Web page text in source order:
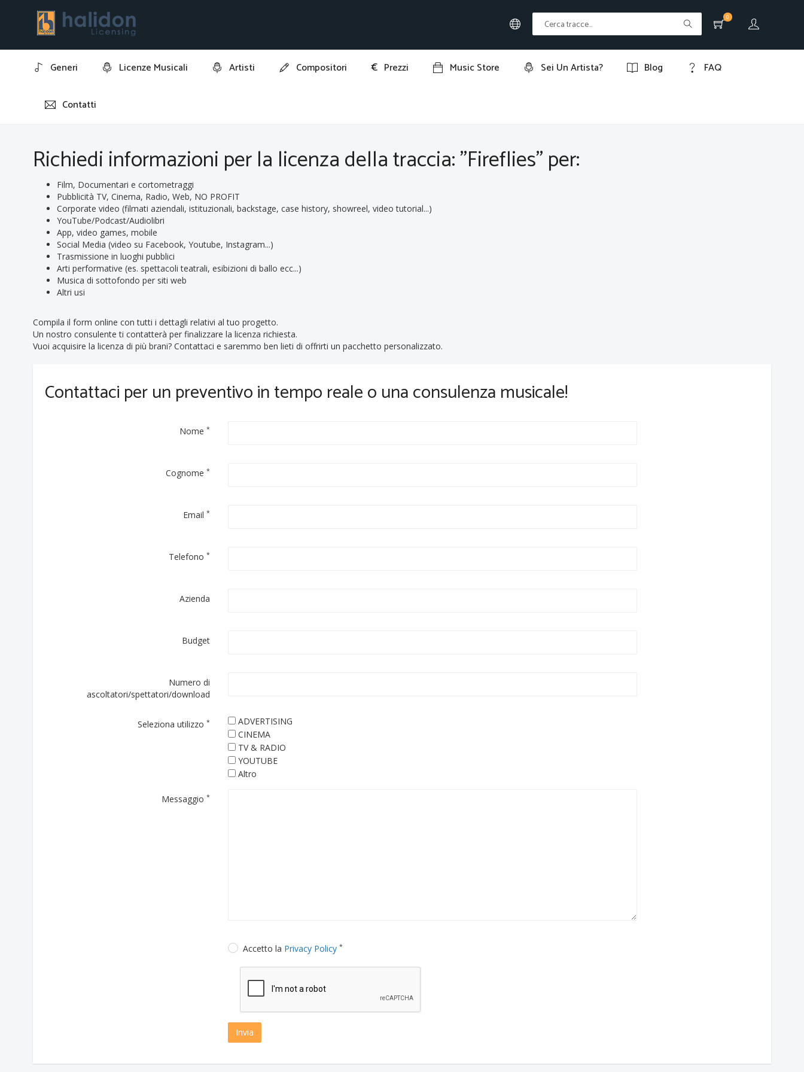
0
Generi Licenze Musicali Artisti Compositori € Prezzi Music Store Sei Un Artista? Blog FAQ
Contatti
Home Richiedi informazioni per la licenza della traccia: "Fireflies"
Richiedi informazioni per la licenza della traccia: "Fireflies" per:
Film, Documentari e cortometraggi
Pubblicità TV, Cinema, Radio, Web, NO PROFIT
Corporate video (filmati aziendali, istituzionali, backstage, case history, showreel, video tutorial...)
YouTube/Podcast/Audiolibri
App, video games, mobile
Social Media (video su Facebook, Youtube, Instagram...)
Trasmissione in luoghi pubblici
Arti performative (es. spettacoli teatrali, esibizioni di ballo ecc...)
Musica di sottofondo per siti web
Altri usi
Compila il form online con tutti i dettagli relativi al tuo progetto.
Un nostro consulente ti contatterà per finalizzare la licenza richiesta.
Vuoi acquisire la licenza di più brani? Contattaci e saremmo ben lieti di offrirti un pacchetto personalizzato.
Contattaci per un preventivo in tempo reale o una consulenza musicale!
Nome*
Cognome*
Email*
Telefono*
Azienda
Budget
Numero di
ascoltatori/spettatori/download
Seleziona utilizzo*
ADVERTISING
CINEMA
TV & RADIO
YOUTUBE
Altro
Messaggio*
Accetto la Privacy Policy *
Invia